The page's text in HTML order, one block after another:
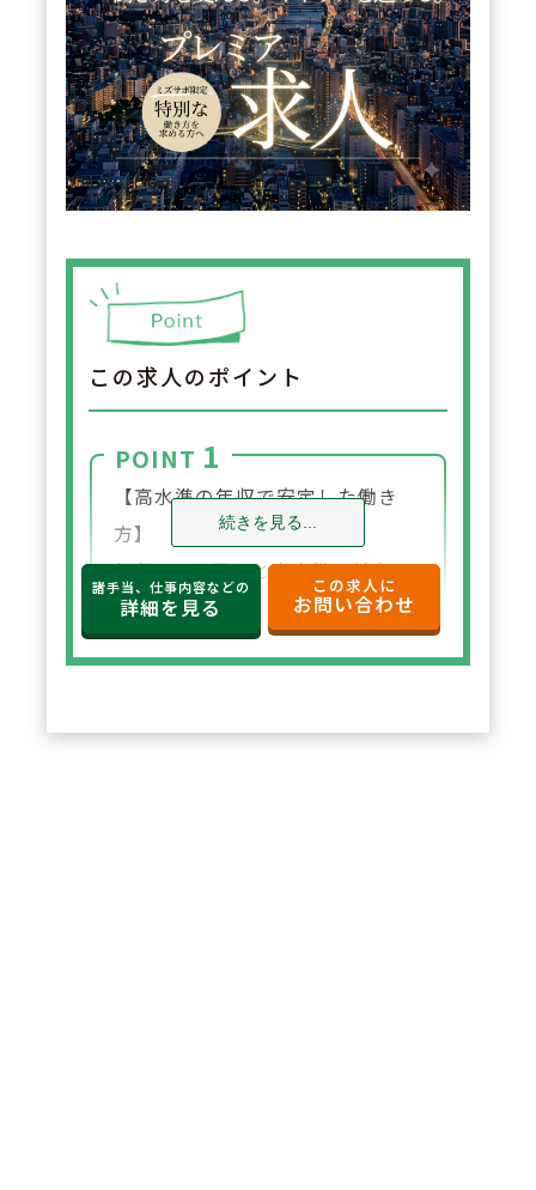
この求人のポイント
POINT 1
【高水準の年収で安定した働き
方】
年収650万円～と高水準の給与設
定。年俸制で収入の見通しも立て
やすく、選択した都道府県内で安
続きを見る...
諸手当、仕事内容などの
詳細を見る
この求人に
お問い合わせ